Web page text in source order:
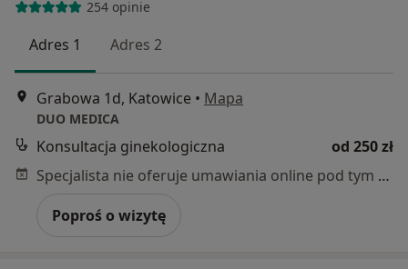
254 opinie
Adres 1 Adres 2
Grabowa 1d, Katowice • Mapa
DUO MEDICA
Konsultacja ginekologiczna
od 250 zł
Specjalista nie oferuje umawiania online pod tym adresem.
Poproś o wizytę